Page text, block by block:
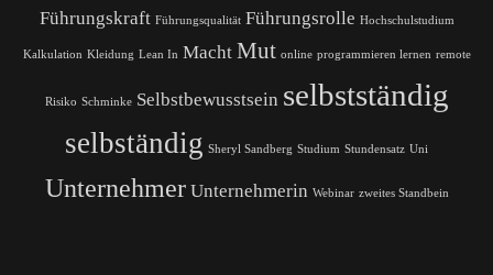
Führungskraft Führungsqualität Führungsrolle Hochschulstudium
Kalkulation Kleidung Lean In Macht Mut online programmieren lernen remote
Risiko Schminke Selbstbewusstsein selbstständig
selbständig Sheryl Sandberg Studium Stundensatz Uni
Unternehmer Unternehmerin Webinar zweites Standbein